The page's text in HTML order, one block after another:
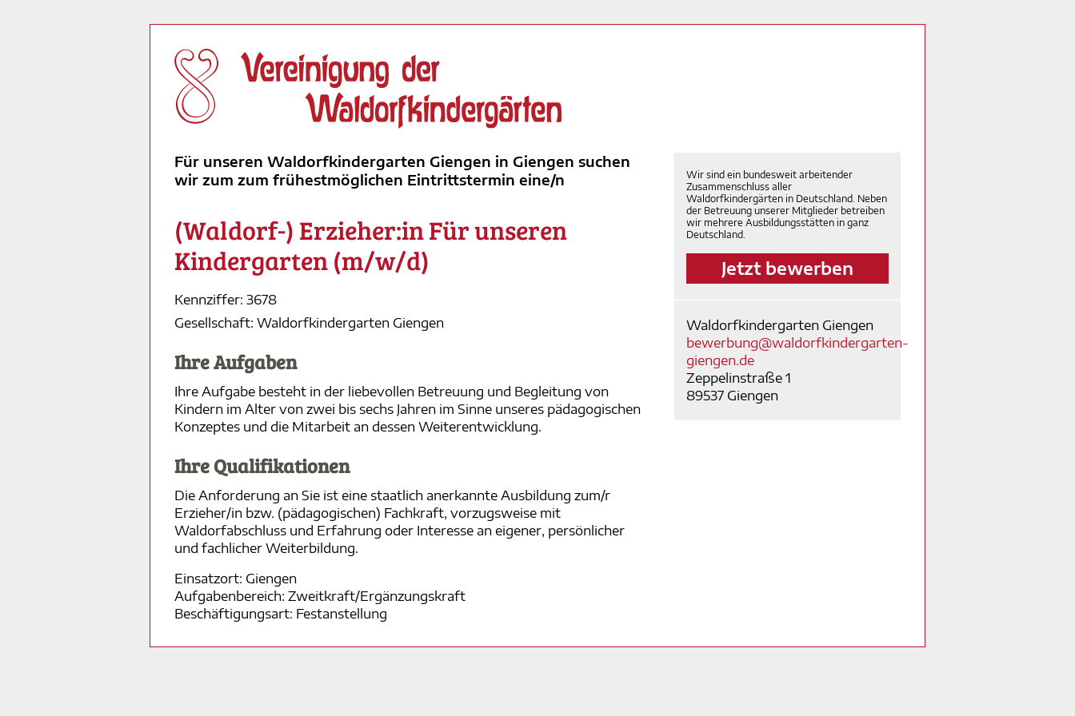
Für unseren Waldorfkindergarten Giengen in Giengen suchen
wir zum zum frühestmöglichen Eintrittstermin eine/n
(Waldorf-) Erzieher:in Für unseren
Kindergarten (m/w/d)
Kennziffer: 3678
Gesellschaft: Waldorfkindergarten Giengen
Ihre Aufgaben
Ihre Aufgabe besteht in der liebevollen Betreuung und Begleitung von
Kindern im Alter von zwei bis sechs Jahren im Sinne unseres pädagogischen
Konzeptes und die Mitarbeit an dessen Weiterentwicklung.
Ihre Qualifikationen
Die Anforderung an Sie ist eine staatlich anerkannte Ausbildung zum/r
Erzieher/in bzw. (pädagogischen) Fachkraft, vorzugsweise mit
Waldorfabschluss und Erfahrung oder Interesse an eigener, persönlicher
und fachlicher Weiterbildung.
Einsatzort: Giengen
Aufgabenbereich: Zweitkraft/Ergänzungskraft
Beschäftigungsart: Festanstellung
Wir sind ein bundesweit arbeitender
Zusammenschluss aller
Waldorfkindergärten in Deutschland. Neben
der Betreuung unserer Mitglieder betreiben
wir mehrere Ausbildungsstätten in ganz
Deutschland.
Jetzt bewerben
Waldorfkindergarten Giengen
bewerbung@waldorfkindergarten-
giengen.de
Zeppelinstraße 1
89537 Giengen